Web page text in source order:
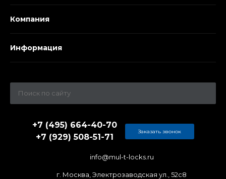
Компания
Информация
info@mul-t-locks.ru
+7 (495) 664-40-70
+7 (929) 508-51-71
г. Москва, Электрозаводская ул., 52c8
Заказать звонок